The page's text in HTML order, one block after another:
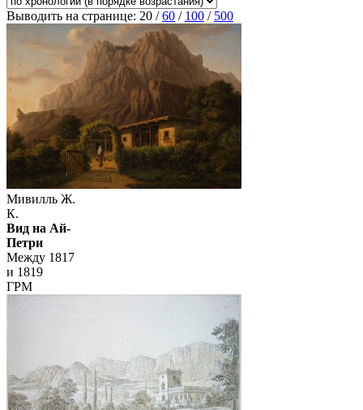
Выводить на странице: 20 /60 / 100 / 500
Мивилль Ж.
К.
Вид на Ай-
Петри
Между 1817
и 1819
ГРМ